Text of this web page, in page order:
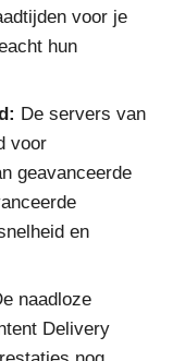
voor je
hun
De servers van
voor
geavanceerde
en
naadloze
Delivery